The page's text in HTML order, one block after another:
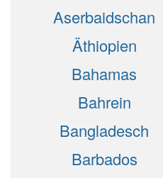
Aserbaidschan
Äthiopien
Bahamas
Bahrein
Bangladesch
Barbados